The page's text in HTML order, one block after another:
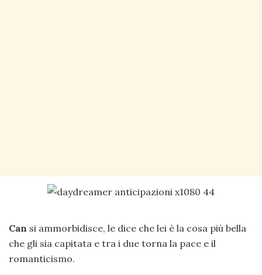
Can si ammorbidisce, le dice che lei è la cosa più bella
che gli sia capitata e tra i due torna la pace e il
romanticismo.